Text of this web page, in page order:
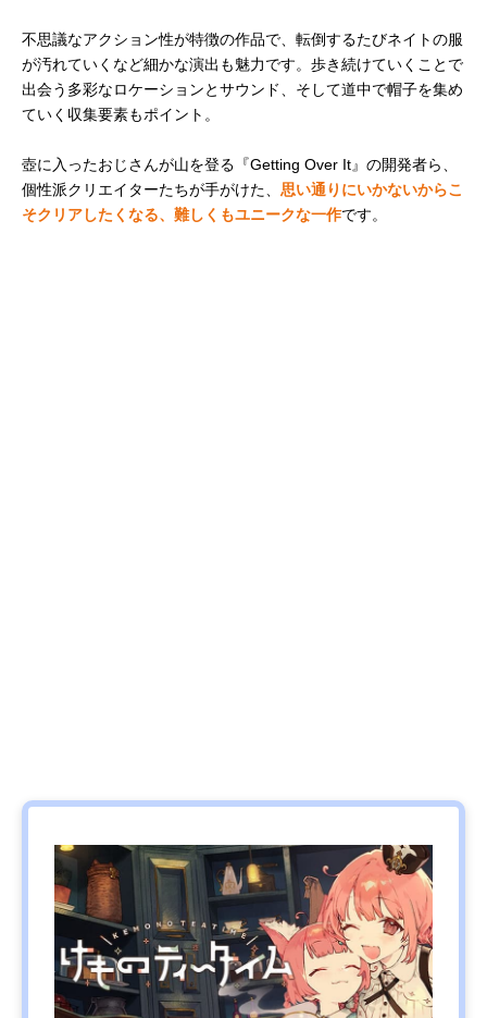
不思議なアクション性が特徴の作品で、転倒するたびネイトの服
が汚れていくなど細かな演出も魅力です。歩き続けていくことで
出会う多彩なロケーションとサウンド、そして道中で帽子を集め
ていく収集要素もポイント。
壺に入ったおじさんが山を登る『Getting Over It』の開発者ら、
個性派クリエイターたちが手がけた、 思い通りにいかないからこ
そクリアしたくなる、難しくもユニークな一作です。